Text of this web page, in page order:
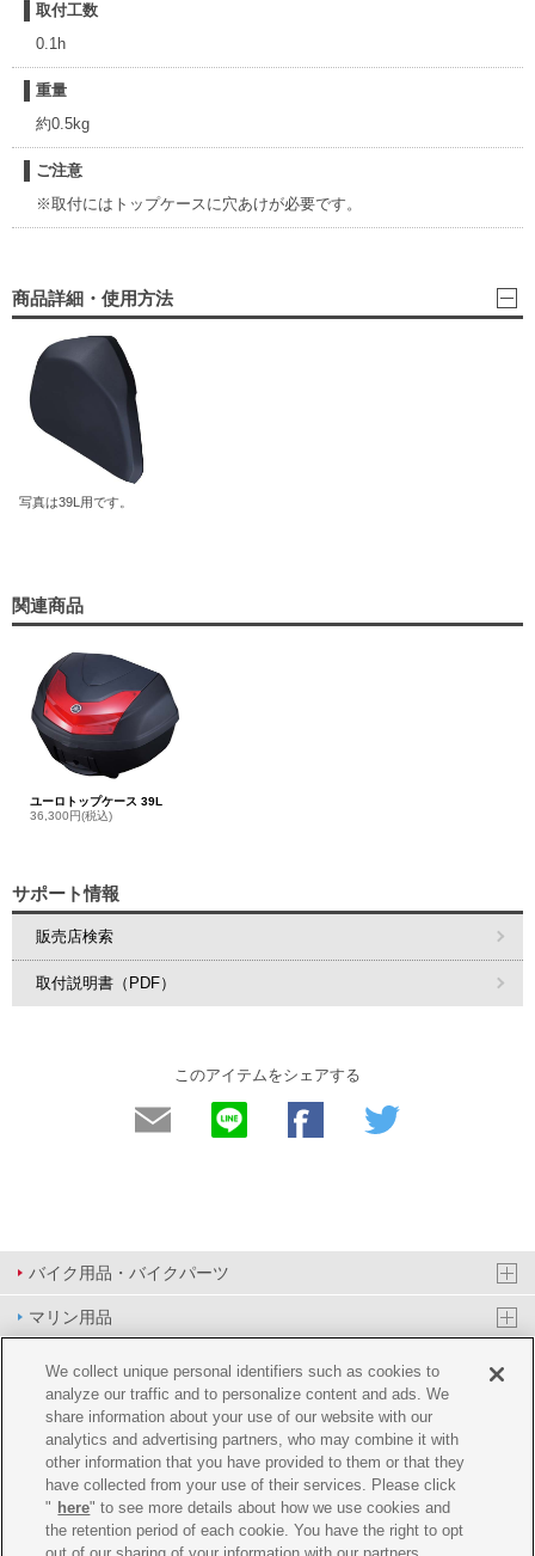
取付工数
0.1h
重量
約0.5kg
ご注意
※取付にはトップケースに穴あけが必要です。
商品詳細・使用方法
写真は39L用です。
関連商品
ユーロトップケース 39L
36,300円(税込)
サポート情報
販売店検索
取付説明書（PDF）
このアイテムをシェアする
バイク用品・バイクパーツ
マリン用品
PAS/YPJ用品
その他用品
イベント&エンターテイメント
オンラインショップ
企業情報
We collect unique personal identifiers such as cookies to
analyze our traffic and to personalize content and ads. We
share information about your use of our website with our
analytics and advertising partners, who may combine it with
other information that you have provided to them or that they
have collected from your use of their services. Please click
" here" to see more details about how we use cookies and
the retention period of each cookie. You have the right to opt